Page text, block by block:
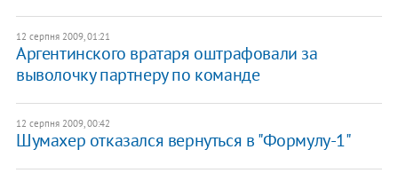
12 серпня 2009, 01:21
Аргентинского вратаря оштрафовали за
выволочку партнеру по команде
12 серпня 2009, 00:42
Шумахер отказался вернуться в "Формулу-1"